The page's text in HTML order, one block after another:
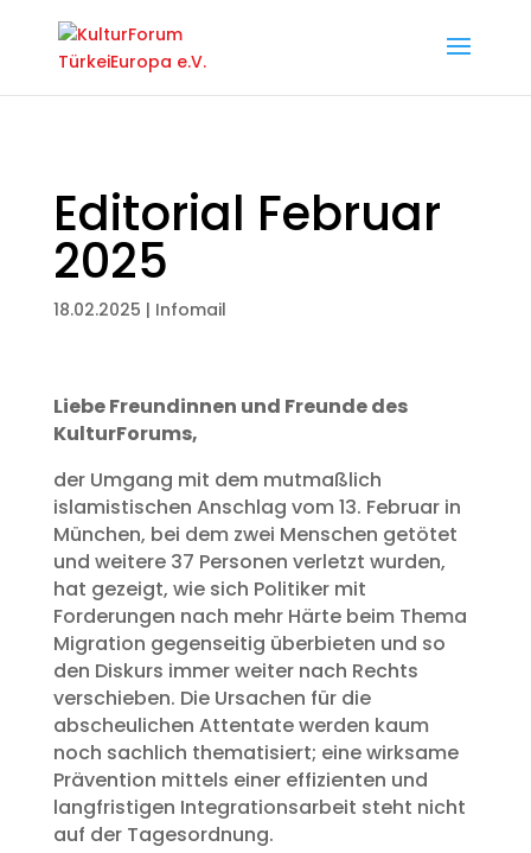
Editorial Februar
2025
18.02.2025 | Infomail
Liebe Freundinnen und Freunde des
KulturForums,
der Umgang mit dem mutmaßlich
islamistischen Anschlag vom 13. Februar in
München, bei dem zwei Menschen getötet
und weitere 37 Personen verletzt wurden,
hat gezeigt, wie sich Politiker mit
Forderungen nach mehr Härte beim Thema
Migration gegenseitig überbieten und so
den Diskurs immer weiter nach Rechts
verschieben. Die Ursachen für die
abscheulichen Attentate werden kaum
noch sachlich thematisiert; eine wirksame
Prävention mittels einer effizienten und
langfristigen Integrationsarbeit steht nicht
auf der Tagesordnung.